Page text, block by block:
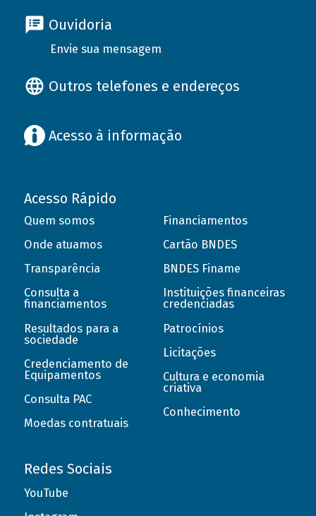
Ouvidoria
Envie sua mensagem
Outros telefones e endereços
Acesso à informação
Acesso Rápido
Quem somos
Onde atuamos
Transparência
Consulta a
financiamentos
Resultados para a
sociedade
Credenciamento de
Equipamentos
Consulta PAC
Moedas contratuais
Financiamentos
Cartão BNDES
BNDES Finame
Instituições financeiras
credenciadas
Patrocínios
Licitações
Cultura e economia
criativa
Conhecimento
Redes Sociais
YouTube